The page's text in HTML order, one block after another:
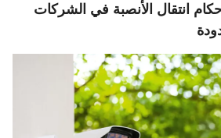
انتقال الأنصبة في الشركات